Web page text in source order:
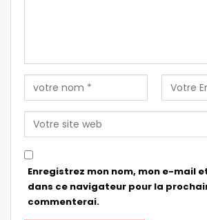
Enregistrez mon nom, mon e-mail
dans ce navigateur pour la
commenterai.